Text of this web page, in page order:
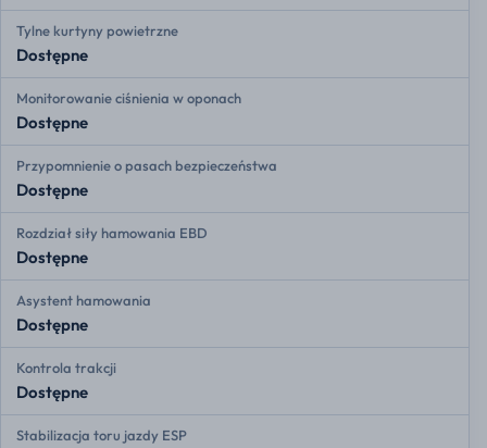
Tylne kurtyny powietrzne
Dostępne
Monitorowanie ciśnienia w oponach
Dostępne
Przypomnienie o pasach bezpieczeństwa
Dostępne
Rozdział siły hamowania EBD
Dostępne
Asystent hamowania
Dostępne
Kontrola trakcji
Dostępne
Stabilizacja toru jazdy ESP